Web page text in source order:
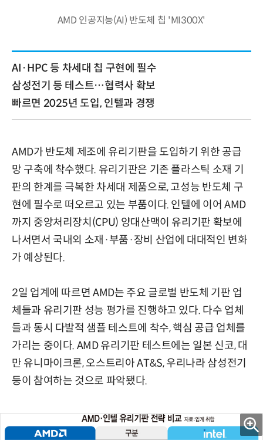
AMD 인공지능(AI) 반도체 칩 'MI300X'
AI·HPC 등 차세대 칩 구현에 필수
삼성전기 등 테스트…협력사 확보
빠르면 2025년 도입, 인텔과 경쟁
AMD가 반도체 제조에 유리기판을 도입하기 위한 공급
망 구축에 착수했다. 유리기판은 기존 플라스틱 소재 기
판의 한계를 극복한 차세대 제품으로, 고성능 반도체 구
현에 필수로 떠오르고 있는 부품이다. 인텔에 이어 AMD
까지 중앙처리장치(CPU) 양대산맥이 유리기판 확보에
나서면서 국내외 소재·부품·장비 산업에 대대적인 변화
가 예상된다.
2일 업계에 따르면 AMD는 주요 글로벌 반도체 기판 업
체들과 유리기판 성능 평가를 진행하고 있다. 다수 업체
들과 동시 다발적 샘플 테스트에 착수, 핵심 공급 업체를
가리는 중이다. AMD 유리기판 테스트에는 일본 신코, 대
만 유니마이크론, 오스트리아 AT&S, 우리나라 삼성전기
등이 참여하는 것으로 파악됐다.